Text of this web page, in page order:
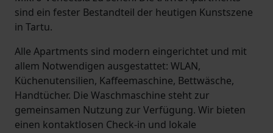
sind ein fester Bestandteil der heutigen Kunstszene
in Tartu.
Alle Apartments sind modern eingerichtet und mit
allem Notwendigen ausgestattet: WLAN,
Küchenutensilien, Kaffeemaschine, Bettwäsche,
Handtücher. Die Waschmaschine steht zur
gemeinsamen Nutzung zur Verfügung. Wir bieten
einen kontaktlosen Check-in und lokale